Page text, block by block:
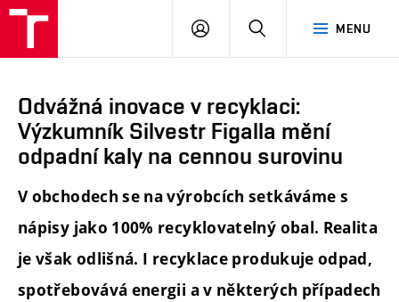
MENU
PŘIHLÁSIT
Odvážná inovace v recyklaci:
Výzkumník Silvestr Figalla mění
odpadní kaly na cennou surovinu
V obchodech se na výrobcích setkáváme s
nápisy jako 100% recyklovatelný obal. Realita
je však odlišná. I recyklace produkuje odpad,
spotřebovává energii a v některých případech